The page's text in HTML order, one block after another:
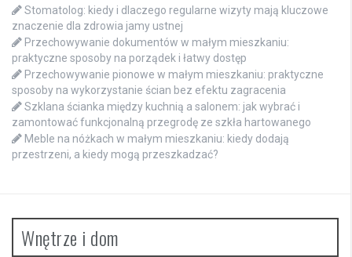
Stomatolog: kiedy i dlaczego regularne wizyty mają kluczowe
znaczenie dla zdrowia jamy ustnej
Przechowywanie dokumentów w małym mieszkaniu:
praktyczne sposoby na porządek i łatwy dostęp
Przechowywanie pionowe w małym mieszkaniu: praktyczne
sposoby na wykorzystanie ścian bez efektu zagracenia
Szklana ścianka między kuchnią a salonem: jak wybrać i
zamontować funkcjonalną przegrodę ze szkła hartowanego
Meble na nóżkach w małym mieszkaniu: kiedy dodają
przestrzeni, a kiedy mogą przeszkadzać?
Wnętrze i dom